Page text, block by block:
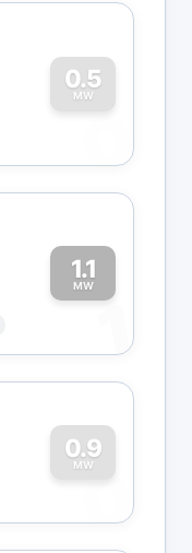
0.5
MW
0
1.1
MW
1
0.9
MW
0